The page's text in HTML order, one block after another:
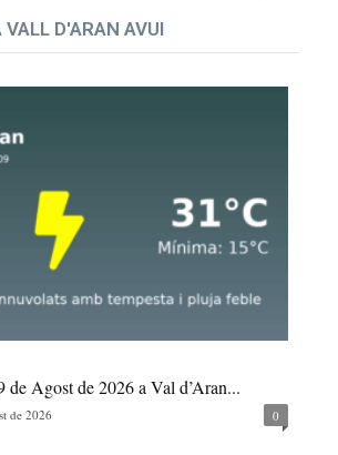
D'ARAN AVUI
de Agost de 2026 a Val d’Aran...
de 2026 0